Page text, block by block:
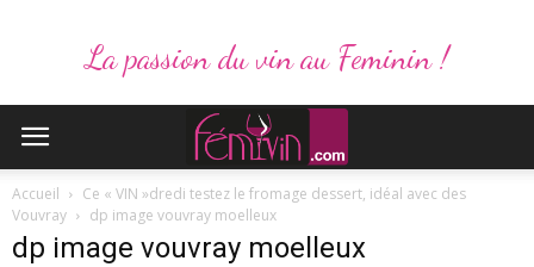
La passion du vin au Feminin !
Accueil
Ce « VIN »dredi testez le fromage dessert, idéal avec des
Vouvray
dp image vouvray moelleux
dp image vouvray moelleux